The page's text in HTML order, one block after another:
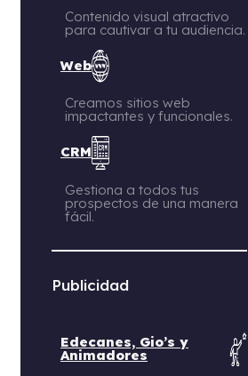
Contenido visual atractivo
para cautivar a tu audiencia.
Web
Creamos sitios web
impactantes y funcionales.
CRM
Gestiona a todos tus
prospectos de una manera
fácil.
Publicidad
Edecanes, Gio’s y
Animadores